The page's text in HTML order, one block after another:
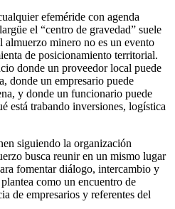
efeméride con agenda
el “centro de gravedad” suele
almuerzo minero no es un evento
de posicionamiento territorial.
donde un proveedor local puede
donde un empresario puede
y donde un funcionario puede
trabando inversiones, logística
siguiendo la organización
busca reunir en un mismo lugar
fomentar diálogo, intercambio y
como un encuentro de
de empresarios y referentes del